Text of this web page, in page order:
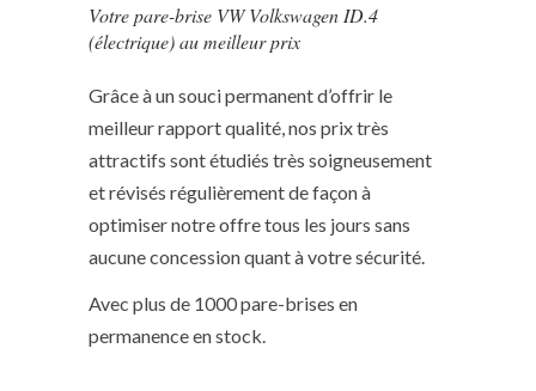
Votre pare-brise VW Volkswagen ID.4
(électrique) au meilleur prix
Grâce à un souci permanent d’offrir le
meilleur rapport qualité, nos prix très
attractifs sont étudiés très soigneusement
et révisés régulièrement de façon à
optimiser notre offre tous les jours sans
aucune concession quant à votre sécurité.
Avec plus de 1000 pare-brises en
permanence en stock.